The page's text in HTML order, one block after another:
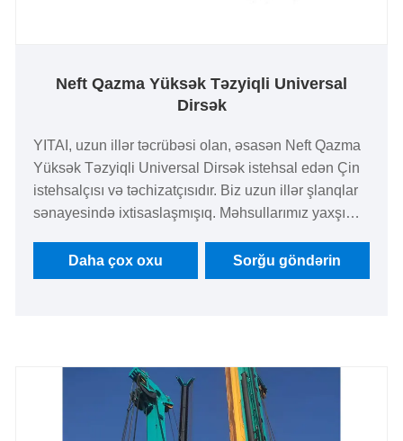
Neft Qazma Yüksək Təzyiqli Universal
Dirsək
YITAI, uzun illər təcrübəsi olan, əsasən Neft Qazma
Yüksək Təzyiqli Universal Dirsək istehsal edən Çin
istehsalçısı və təchizatçısıdır. Biz uzun illər şlanqlar
sənayesində ixtisaslaşmışıq. Məhsullarımız yaxşı
bazarlarının əksəriyyətini əhatə edir. Çində
uzunmüddətli tərəfdaşınız olmağı səbirsizliklə
Daha çox oxu Sorğu göndərin